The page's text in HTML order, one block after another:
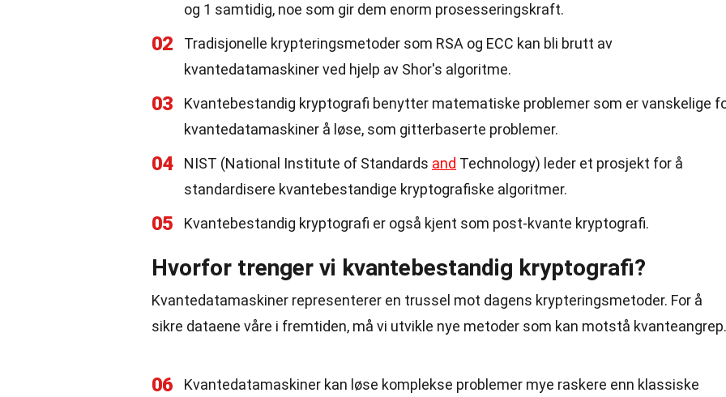
og 1 samtidig, noe som gir dem enorm prosesseringskraft.
02
Tradisjonelle krypteringsmetoder som RSA og ECC kan bli brutt av
kvantedatamaskiner ved hjelp av Shor's algoritme.
03
Kvantebestandig kryptografi benytter matematiske problemer som er vanskelige
kvantedatamaskiner å løse, som gitterbaserte problemer.
04 NIST (National Institute of Standards and Technology) leder et prosjekt for å
standardisere kvantebestandige kryptografiske algoritmer.
05 Kvantebestandig kryptografi er også kjent som post-kvante kryptografi.
Hvorfor trenger vi kvantebestandig kryptografi?
Kvantedatamaskiner representerer en trussel mot dagens krypteringsmetoder. For å
sikre dataene våre i fremtiden, må vi utvikle nye metoder som kan motstå kvanteangrep.
06
Kvantedatamaskiner kan løse komplekse problemer mye raskere enn klassiske